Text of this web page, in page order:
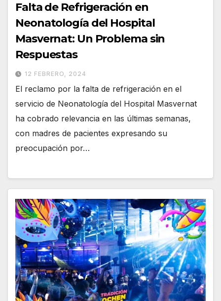
Falta de Refrigeración en
Neonatología del Hospital
Masvernat: Un Problema sin
Respuestas
12 FEBRERO, 2024
El reclamo por la falta de refrigeración en el
servicio de Neonatología del Hospital Masvernat
ha cobrado relevancia en las últimas semanas,
con madres de pacientes expresando su
preocupación por…